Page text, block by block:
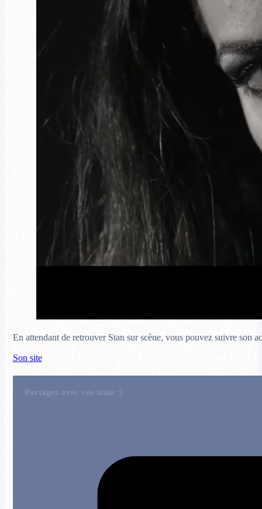
En attendant de retrouver Stan sur scène, vous pouvez suivre son
Son site
Partagez avec vos amis :)